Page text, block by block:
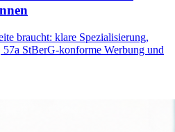
braucht: klare Spezialisierung,
StBerG-konforme Werbung und